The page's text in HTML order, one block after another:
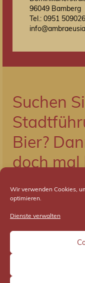
Wir verwenden Cookies,
optimieren.
Dienste verwalten
96049 Bamberg
Tel.: 0951
Suchen
Bier?
doch mal
Partner
Zum AGIL